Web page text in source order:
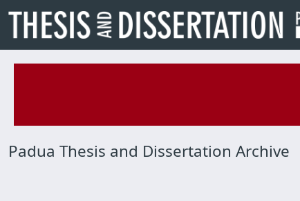
Padua Thesis and Dissertation Archive